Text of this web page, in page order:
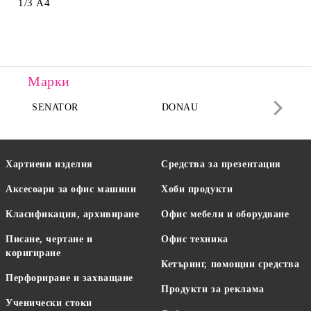
1/3 А4
Марки
SENATOR DONAU
Хартиени изделия
Аксесоари за офис машини
Класификация, архивиране
Писане, чертане и
коригиране
Перфориране и захващане
Ученически стоки
Средства за презентация
Хоби продукти
Офис мебели и оборудване
Офис техника
Кетъринг, помощни средства
Продукти за реклама